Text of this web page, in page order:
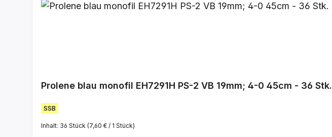
Prolene blau monofil EH7291H PS-2 VB 19mm; 4-0 45cm - 36 Stk.
SSB
Inhalt: 36 Stück (7,60 € / 1 Stück)